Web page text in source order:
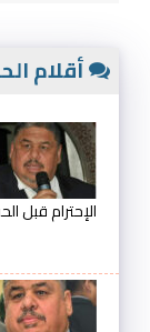
أقلام
الإحترام قبل